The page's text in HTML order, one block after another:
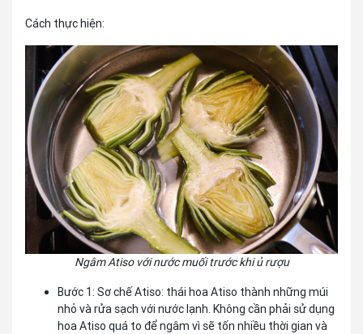
Cách thực hiện:
Ngâm Atiso với nước muối trước khi ủ rượu
Bước 1: Sơ chế Atiso: thái hoa Atiso thành những múi
nhỏ và rửa sạch với nước lạnh. Không cần phải sử dụng
hoa Atiso quá to để ngâm vì sẽ tốn nhiều thời gian và